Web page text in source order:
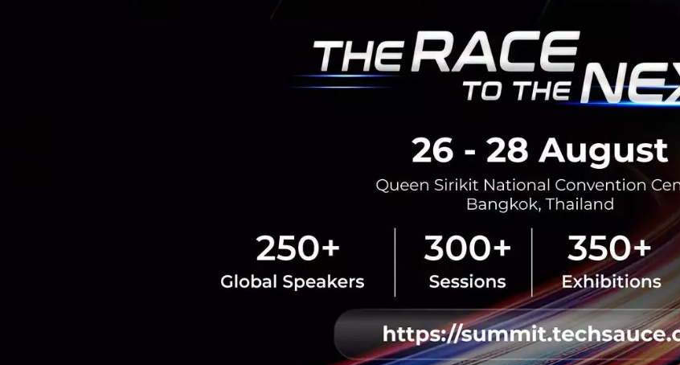
โรหิต จาทิจี กล่าวว่า บริษัทต่าง ๆ เองก็มองหาการสร้างรายได้จากเสาโทร
มีการวางแผนที่จะปลดล็อกเงินทุนจากสาธาณูปโภคพื้นฐานที่สามารถเปิดใ
นอกจากนี้ยังมีกรณีของ บริษัท Indosat Ooredoo ซึ่งเป็นบริษัทโทรคมนา
อินโดนีเซีย ขายเสาสัญญาณโทรศัพท์ในราคา 750 ล้านดอลลาร์ให้กับบริษัท
No comment